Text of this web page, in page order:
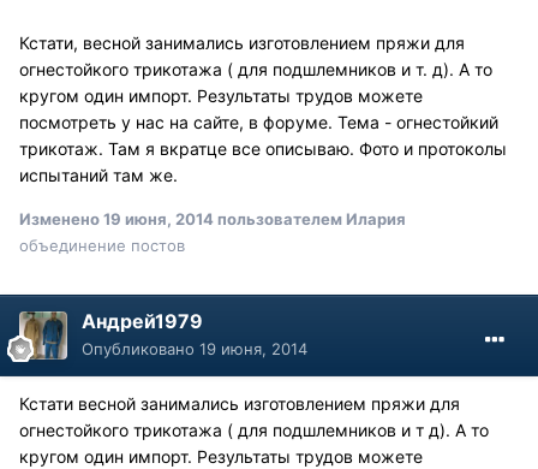
Кстати, весной занимались изготовлением пряжи для
огнестойкого трикотажа ( для подшлемников и т. д). А то
кругом один импорт. Результаты трудов можете
посмотреть у нас на сайте, в форуме. Тема - огнестойкий
трикотаж. Там я вкратце все описываю. Фото и протоколы
испытаний там же.
Изменено19 июня, 2014пользователем Илария
объединение постов
Андрей1979
Опубликовано 19 июня, 2014
Кстати весной занимались изготовлением пряжи для
огнестойкого трикотажа ( для подшлемников и т д). А то
кругом один импорт. Результаты трудов можете